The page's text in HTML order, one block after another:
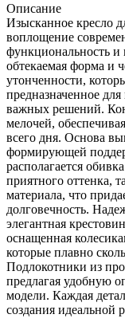
Описание
Изысканное кресло
воплощение
функциональность и
обтекаемая форма и
утонченности,
предназначенное
важных решений.
мелочей,
всего дня. Основа
формирующей
располагается
приятного оттенка,
материала, что
долговечность.
элегантная
оснащенная
которые плавно
Подлокотники из
предлагая удобную
модели. Каждая
создания идеальной